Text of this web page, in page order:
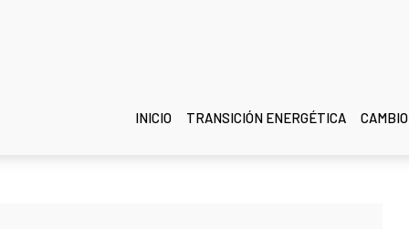
INICIO TRANSICIÓN ENERGÉTICA